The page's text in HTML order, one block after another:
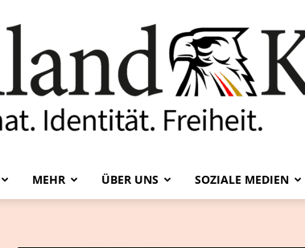
MEHR ÜBER UNS SOZIALE MEDIEN